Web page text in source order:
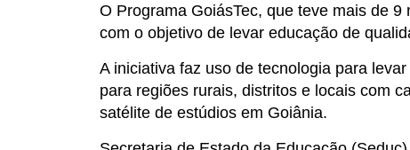
O Programa GoiásTec, que teve mais de
com o objetivo de levar educação de
A iniciativa faz uso de tecnologia para
para regiões rurais, distritos e locais com
satélite de estúdios em Goiânia.